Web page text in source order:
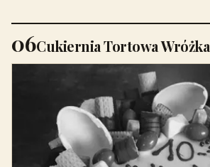
06Cukiernia Tortowa Wróżka